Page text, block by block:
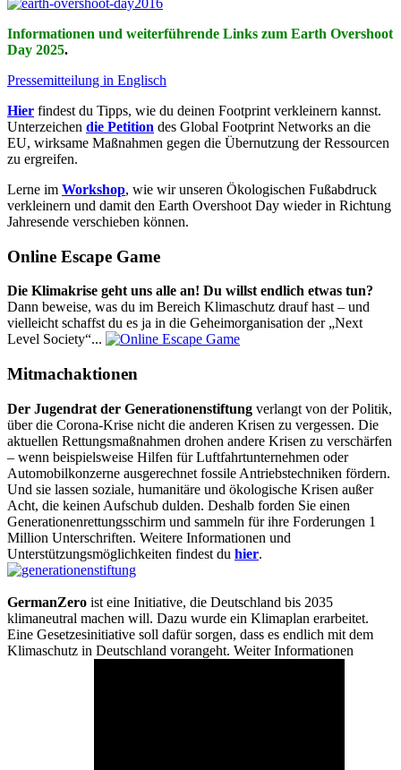
Informationen und weiterführende Links zum Earth Overshoot
Day 2025.
Pressemitteilung in Englisch
Hier findest du Tipps, wie du deinen Footprint verkleinern kannst.
Unterzeichen die Petition des Global Footprint Networks an die
EU, wirksame Maßnahmen gegen die Übernutzung der Ressourcen
zu ergreifen.
Lerne im Workshop, wie wir unseren Ökologischen Fußabdruck
verkleinern und damit den Earth Overshoot Day wieder in Richtung
Jahresende verschieben können.
Online Escape Game
Die Klimakrise geht uns alle an! Du willst endlich etwas tun?
Dann beweise, was du im Bereich Klimaschutz drauf hast – und
vielleicht schaffst du es ja in die Geheimorganisation der „Next
Level Society“...
Mitmachaktionen
Der Jugendrat der Generationenstiftung verlangt von der Politik,
über die Corona-Krise nicht die anderen Krisen zu vergessen. Die
aktuellen Rettungsmaßnahmen drohen andere Krisen zu verschärfen
– wenn beispielsweise Hilfen für Luftfahrtunternehmen oder
Automobilkonzerne ausgerechnet fossile Antriebstechniken fördern.
Und sie lassen soziale, humanitäre und ökologische Krisen außer
Acht, die keinen Aufschub dulden. Deshalb forden Sie einen
Generationenrettungsschirm und sammeln für ihre Forderungen 1
Million Unterschriften. Weitere Informationen und
Unterstützungsmöglichkeiten findest du hier.
GermanZero ist eine Initiative, die Deutschland bis 2035
klimaneutral machen will. Dazu wurde ein Klimaplan erarbeitet.
Eine Gesetzesinitiative soll dafür sorgen, dass es endlich mit dem
Klimaschutz in Deutschland vorangeht. Weiter Informationen